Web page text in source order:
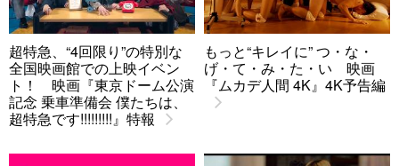
超特急、“4回限り”の特別な
全国映画館での上映イベン
ト！ 映画『東京ドーム公演
記念 乗車準備会 僕たちは、
超特急です!!!!!!!!!』特報
もっと“キレイに” つ・な・
げ・て・み・た・い 映画
『ムカデ人間 4K』4K予告編